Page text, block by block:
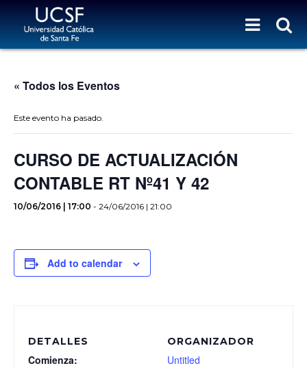
« Todos los Eventos
Este evento ha pasado.
CURSO DE ACTUALIZACIÓN
CONTABLE RT Nº41 Y 42
10/06/2016 | 17:00 - 24/06/2016 | 21:00
Add to calendar
DETALLES
Comienza:
ORGANIZADOR
Untitled